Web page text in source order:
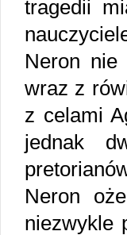
tragedii
Neron nie
wraz z
z celami
jednak
Neron
niezwykle